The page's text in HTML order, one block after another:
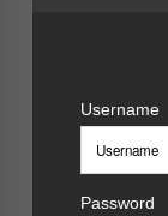
Username
Password